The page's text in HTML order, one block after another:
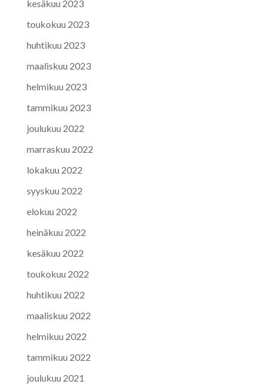
kesäkuu 2023
toukokuu 2023
huhtikuu 2023
maaliskuu 2023
helmikuu 2023
tammikuu 2023
joulukuu 2022
marraskuu 2022
lokakuu 2022
syyskuu 2022
elokuu 2022
heinäkuu 2022
kesäkuu 2022
toukokuu 2022
huhtikuu 2022
maaliskuu 2022
helmikuu 2022
tammikuu 2022
joulukuu 2021